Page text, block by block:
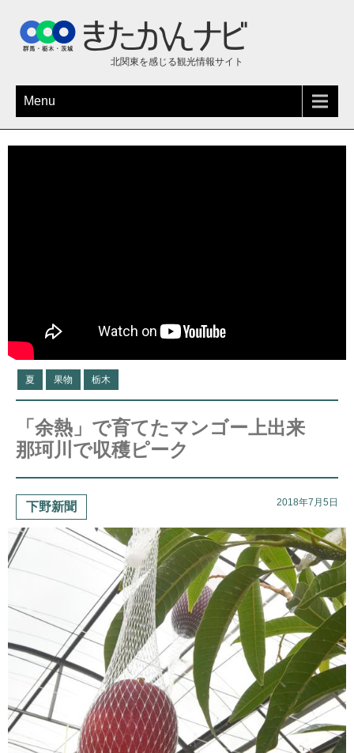
北関東を感じる観光情報サイト
Menu
夏 果物 栃木
「余熱」で育てたマンゴー上出来
那珂川で収穫ピーク
下野新聞 2018年7月5日